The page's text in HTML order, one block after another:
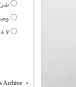
لا
Archive